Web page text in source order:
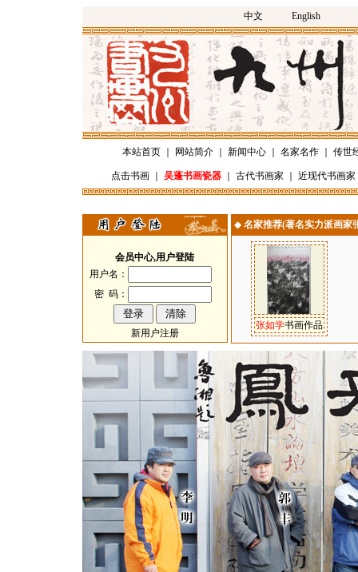
中文 English
本站首页｜ 网站简介｜ 新闻中心 名家名作｜ 传世
点击书画 吴蓬书画瓷器 古代书画家 近现代书画家
会员中心,用户登陆
用户名：
密 码：
新用户注册
◆ 名家推荐(著名实力派画家
张如学书画作品